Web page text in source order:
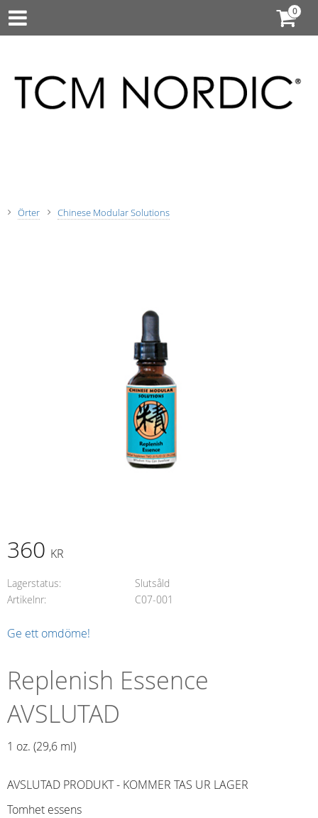
Örter Chinese Modular Solutions
360 KR
Lagerstatus
Slutsåld
Artikelnr
C07-001
Ge ett omdöme!
Replenish Essence
AVSLUTAD
1 oz. (29,6 ml)​
AVSLUTAD PRODUKT - KOMMER TAS UR LAGER
Tomhet essens